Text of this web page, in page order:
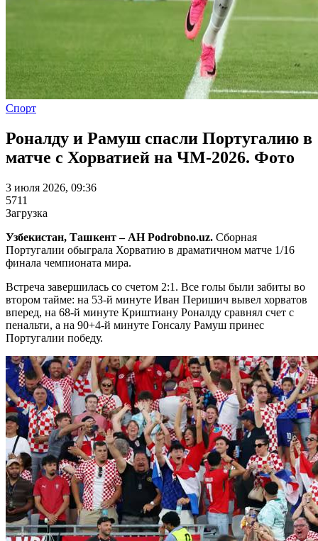
Спорт
Роналду и Рамуш спасли Португалию в
матче с Хорватией на ЧМ-2026. Фото
3 июля 2026, 09:36
5711
Загрузка
Узбекистан, Ташкент – АН Podrobno.uz. Сборная
Португалии обыграла Хорватию в драматичном матче 1/16
финала чемпионата мира.
Встреча завершилась со счетом 2:1. Все голы были забиты во
втором тайме: на 53-й минуте Иван Перишич вывел хорватов
вперед, на 68-й минуте Криштиану Роналду сравнял счет с
пенальти, а на 90+4-й минуте Гонсалу Рамуш принес
Португалии победу.